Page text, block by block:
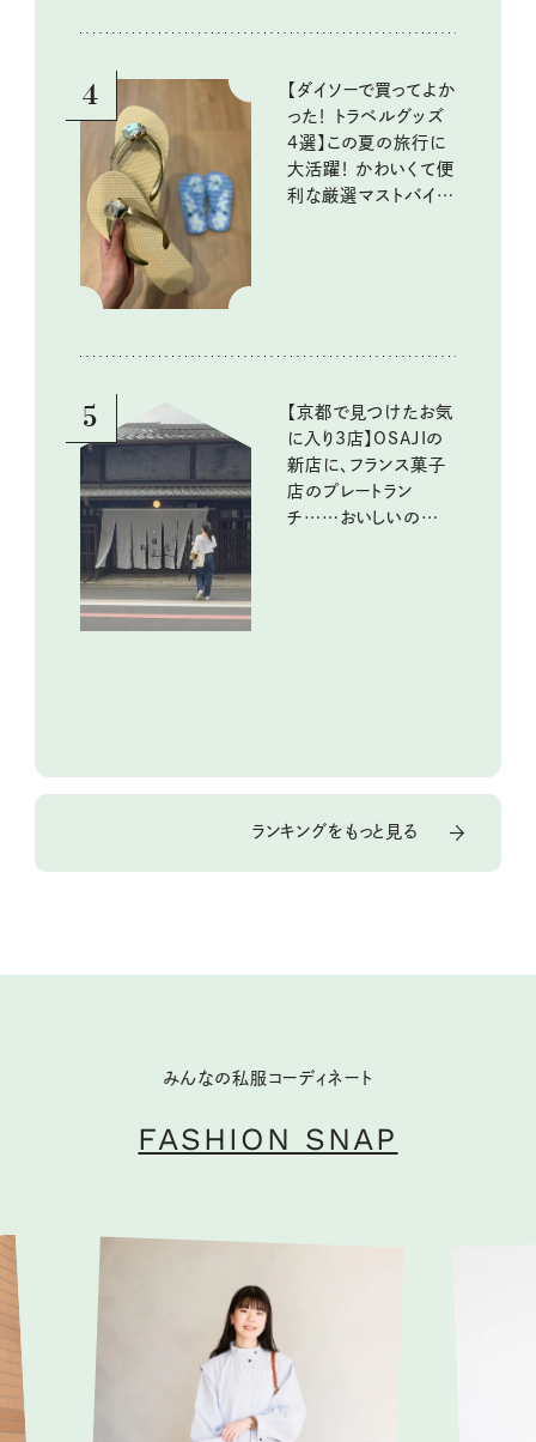
4
【ダイソーで買ってよか
った！ トラベルグッズ
4選】この夏の旅行に
大活躍！ かわいくて便
利な厳選マストバイア
5
【京都で見つけたお気
に入り3店】OSAJIの
新店に、フランス菓子
店のプレートラン
チ……おいしいのんび
ランキングをもっと見る
みんなの私服コーディネート
FASHION SNAP